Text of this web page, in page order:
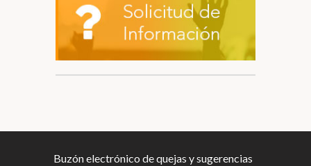
Buzón electrónico de quejas y sugerencias